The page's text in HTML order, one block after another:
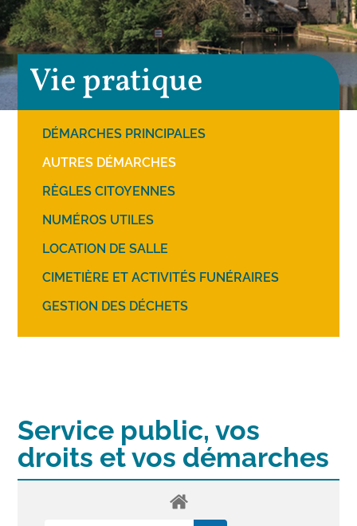
Vie pratique
DÉMARCHES PRINCIPALES
AUTRES DÉMARCHES
RÈGLES CITOYENNES
NUMÉROS UTILES
LOCATION DE SALLE
CIMETIÈRE ET ACTIVITÉS FUNÉRAIRES
GESTION DES DÉCHETS
Service public, vos
droits et vos démarches